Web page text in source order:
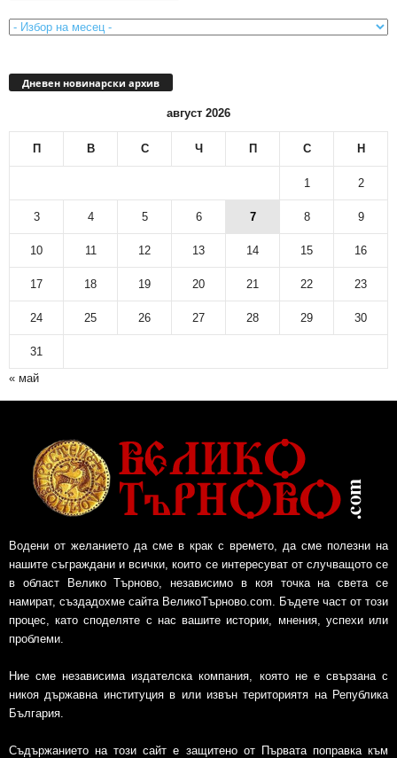
Дневен новинарски архив
август 2026
П В С Ч П С Н
1 2
3 4 5 6 7 8 9
10 11 12 13 14 15 16
17 18 19 20 21 22 23
24 25 26 27 28 29 30
31
« май
Водени от желанието да сме в крак с времето, да сме полезни на
нашите съграждани и всички, които се интересуват от случващото се
в област Велико Търново, независимо в коя точка на света се
намират, създадохме сайта ВеликоТърново.com. Бъдете част от този
процес, като споделяте с нас вашите истории, мнения, успехи или
проблеми.
Ние сме независима издателска компания, която не е свързана с
никоя държавна институция в или извън териториятя на Република
България.
Съдържанието на този сайт е защитено от Първата поправка към